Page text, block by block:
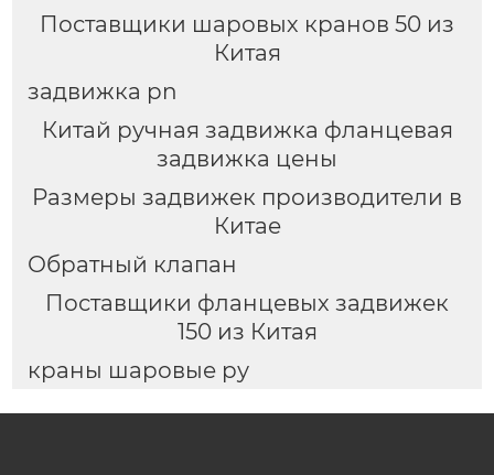
Поставщики шаровых кранов 50 из
Китая
задвижка pn
Китай ручная задвижка фланцевая
задвижка цены
Размеры задвижек производители в
Китае
Обратный клапан
Поставщики фланцевых задвижек
150 из Китая
краны шаровые ру